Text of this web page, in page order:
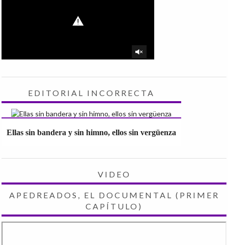
EDITORIAL INCORRECTA
Ellas sin bandera y sin himno, ellos sin vergüenza
VIDEO
APEDREADOS, EL DOCUMENTAL (PRIMER
CAPÍTULO)